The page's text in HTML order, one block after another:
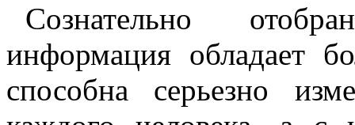
Сознательно
информация обладает
способна серьезно